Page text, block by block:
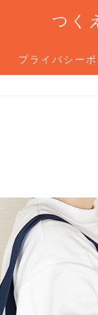
つく
プライバシー